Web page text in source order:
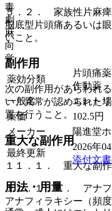
５．２． 家族性片麻痺
脳底型片頭痛あるいは
いこと。
副作用
次の副作用があらわれ
い、異常が認められた
置を行うこと。
重大な副作用
１１．１． 重大な副
１１．１．１． アナフ
アナフィラキシー（頻度
毒
劇
麻
向
覚
薬効分類
片頭痛
作動薬
一般名
エレト
薬価
102.5円
メーカー
陽進堂
最終更新
2026年
添付文
用法・用量